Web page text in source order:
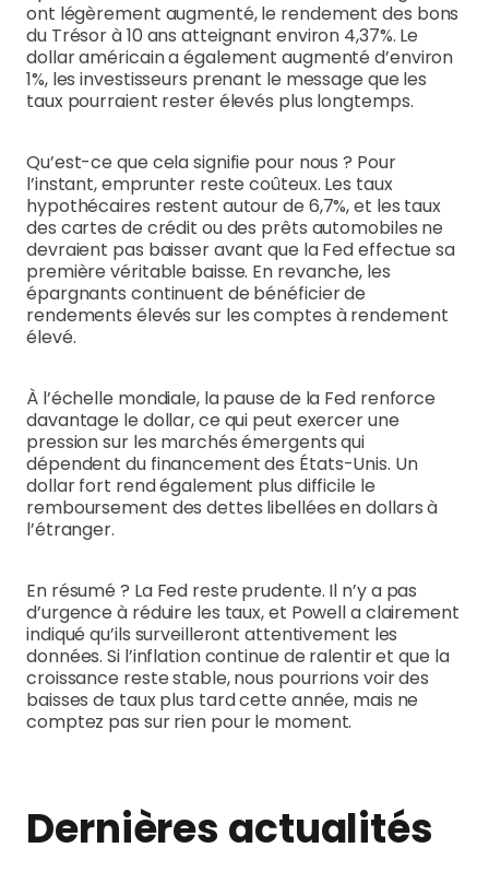
ont légèrement augmenté, le rendement des bons
du Trésor à 10 ans atteignant environ 4,37%. Le
dollar américain a également augmenté d’environ
1%, les investisseurs prenant le message que les
taux pourraient rester élevés plus longtemps.
Qu’est-ce que cela signifie pour nous ? Pour
l’instant, emprunter reste coûteux. Les taux
hypothécaires restent autour de 6,7%, et les taux
des cartes de crédit ou des prêts automobiles ne
devraient pas baisser avant que la Fed effectue sa
première véritable baisse. En revanche, les
épargnants continuent de bénéficier de
rendements élevés sur les comptes à rendement
élevé.
À l’échelle mondiale, la pause de la Fed renforce
davantage le dollar, ce qui peut exercer une
pression sur les marchés émergents qui
dépendent du financement des États-Unis. Un
dollar fort rend également plus difficile le
remboursement des dettes libellées en dollars à
l’étranger.
En résumé ? La Fed reste prudente. Il n’y a pas
d’urgence à réduire les taux, et Powell a clairement
indiqué qu’ils surveilleront attentivement les
données. Si l’inflation continue de ralentir et que la
croissance reste stable, nous pourrions voir des
baisses de taux plus tard cette année, mais ne
comptez pas sur rien pour le moment.
Dernières actualités